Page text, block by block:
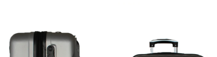
5
hviezdičiek.